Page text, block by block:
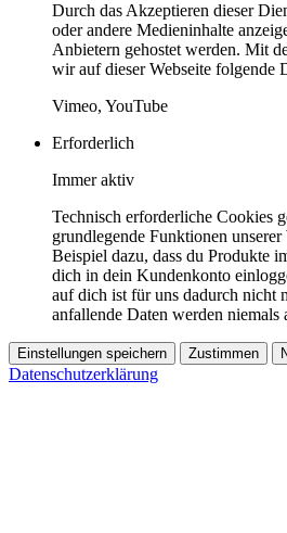
Durch das Akzeptieren dieser
oder andere Medieninhalte
Anbietern gehostet werden. Mit
wir auf dieser Webseite folgende
Vimeo, YouTube
Erforderlich
Immer aktiv
Technisch erforderliche Cookies
grundlegende Funktionen
Beispiel dazu, dass du Produkte
dich in dein Kundenkonto
auf dich ist für uns dadurch nicht
anfallende Daten werden niemals
Einstellungen speichern Zustimmen
Datenschutzerklärung